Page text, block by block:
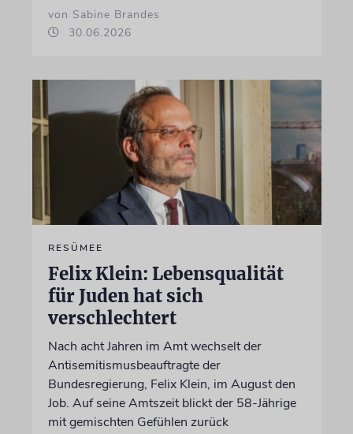
von Sabine Brandes
30.06.2026
RESÜMEE
Felix Klein: Lebensqualität
für Juden hat sich
verschlechtert
Nach acht Jahren im Amt wechselt der
Antisemitismusbeauftragte der
Bundesregierung, Felix Klein, im August den
Job. Auf seine Amtszeit blickt der 58-Jährige
mit gemischten Gefühlen zurück